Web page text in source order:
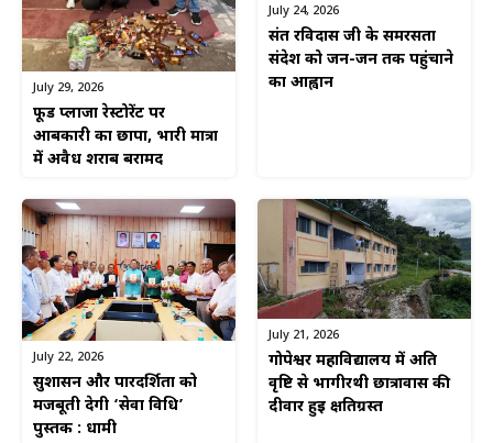
July 29, 2026
फूड प्लाजा रेस्टोरेंट पर
आबकारी का छापा, भारी मात्रा
में अवैध शराब बरामद
July 24, 2026
संत रविदास जी के समरसता
संदेश को जन-जन तक पहुंचाने
का आह्वान
July 22, 2026
सुशासन और पारदर्शिता को
मजबूती देगी ‘सेवा विधि’
पुस्तक : धामी
July 21, 2026
गोपेश्वर महाविद्यालय में अति
वृष्टि से भागीरथी छात्रावास की
दीवार हुई क्षतिग्रस्त